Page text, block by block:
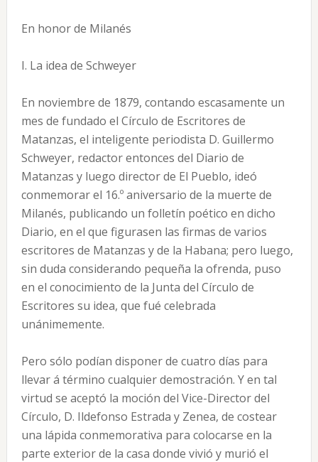
En honor de Milanés
I. La idea de Schweyer
En noviembre de 1879, contando escasamente un
mes de fundado el Círculo de Escritores de
Matanzas, el inteligente periodista D. Guillermo
Schweyer, redactor entonces del Diario de
Matanzas y luego director de El Pueblo, ideó
conmemorar el 16.º aniversario de la muerte de
Milanés, publicando un folletín poético en dicho
Diario, en el que figurasen las firmas de varios
escritores de Matanzas y de la Habana; pero luego,
sin duda considerando pequeña la ofrenda, puso
en el conocimiento de la Junta del Círculo de
Escritores su idea, que fué celebrada
unánimemente.
Pero sólo podían disponer de cuatro días para
llevar á término cualquier demostración. Y en tal
virtud se aceptó la moción del Vice-Director del
Círculo, D. Ildefonso Estrada y Zenea, de costear
una lápida conmemorativa para colocarse en la
parte exterior de la casa donde vivió y murió el